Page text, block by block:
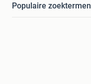
Populaire zoektermen